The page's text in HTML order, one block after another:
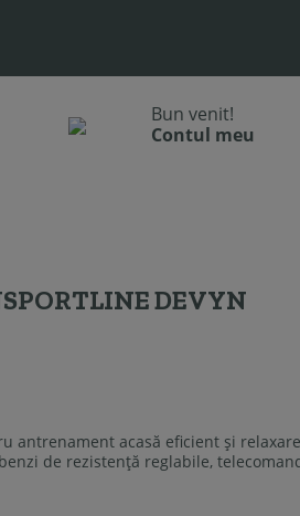
bun venit!
contul meu
DEVYN
antrenament acasă eficient și
de rezistență reglabile,